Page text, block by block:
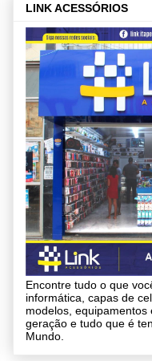
LINK ACESSÓRIOS
Encontre tudo o que
informática, capas de
modelos, equipamentos
geração e tudo que é
Mundo.